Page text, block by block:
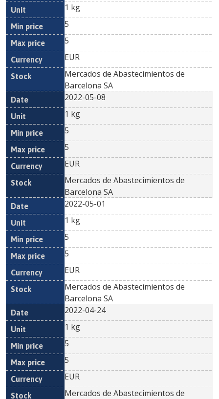
1 kg
5
5
EUR
Mercados de Abastecimientos de
Barcelona SA
2022-05-08
1 kg
5
5
EUR
Mercados de Abastecimientos de
Barcelona SA
2022-05-01
1 kg
5
5
EUR
Mercados de Abastecimientos de
Barcelona SA
2022-04-24
1 kg
5
5
EUR
Mercados de Abastecimientos de